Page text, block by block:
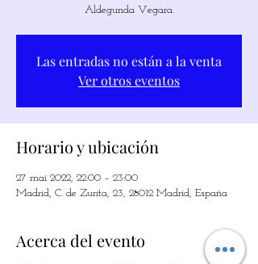
Aldegunda Vegara.
Las entradas no están a la venta
Ver otros eventos
Horario y ubicación
27 mai 2022, 22:00 – 23:00
Madrid, C. de Zurita, 23, 28012 Madrid, España
Acerca del evento